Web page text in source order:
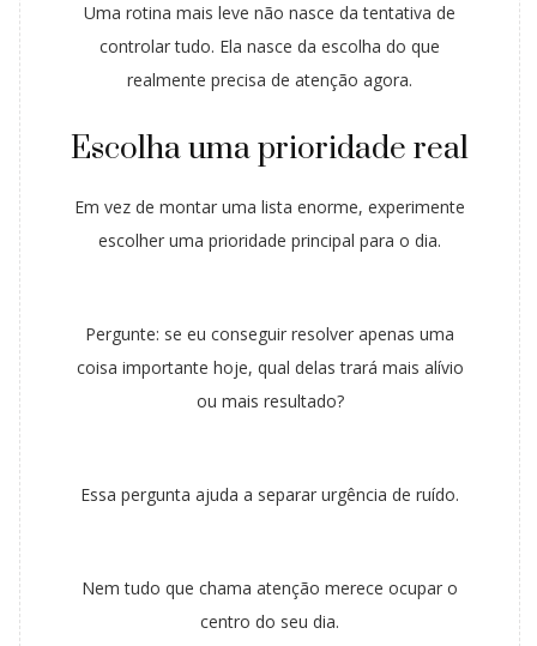
Uma rotina mais leve não nasce da tentativa de
controlar tudo. Ela nasce da escolha do que
realmente precisa de atenção agora.
Escolha uma prioridade real
Em vez de montar uma lista enorme, experimente
escolher uma prioridade principal para o dia.
Pergunte: se eu conseguir resolver apenas uma
coisa importante hoje, qual delas trará mais alívio
ou mais resultado?
Essa pergunta ajuda a separar urgência de ruído.
Nem tudo que chama atenção merece ocupar o
centro do seu dia.